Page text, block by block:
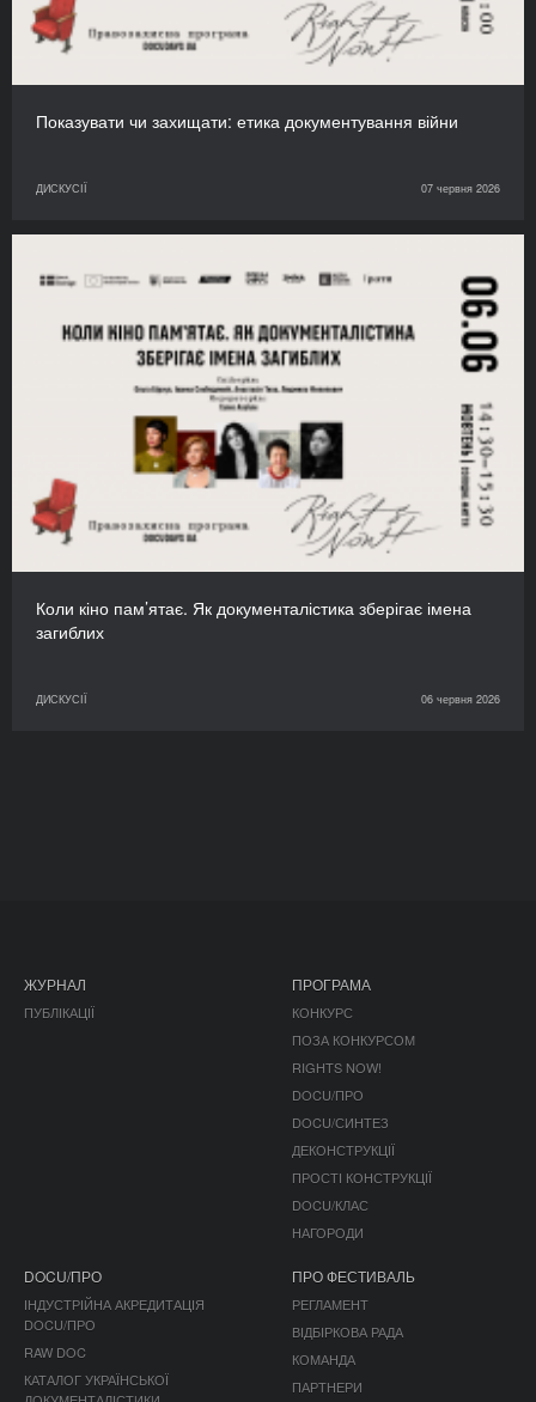
Показувати чи захищати: етика документування війни
ДИСКУСІЇ 07 червня 2026
Коли кіно пам’ятає. Як документалістика зберігає імена
загиблих
ДИСКУСІЇ 06 червня 2026
ЖУРНАЛ
ПУБЛІКАЦІЇ
ПРОГРАМА
КОНКУРС
ПОЗА КОНКУРСОМ
RIGHTS NOW!
DOCU/ПРО
DOCU/СИНТЕЗ
ДЕКОНСТРУКЦІЇ
ПРОСТІ КОНСТРУКЦІЇ
DOCU/КЛАС
НАГОРОДИ
DOCU/ПРО
ІНДУСТРІЙНА АКРЕДИТАЦІЯ
DOCU/ПРО
RAW DOC
КАТАЛОГ УКРАЇНСЬКОЇ
ПРО ФЕСТИВАЛЬ
РЕГЛАМЕНТ
ВІДБІРКОВА РАДА
КОМАНДА
ПАРТНЕРИ